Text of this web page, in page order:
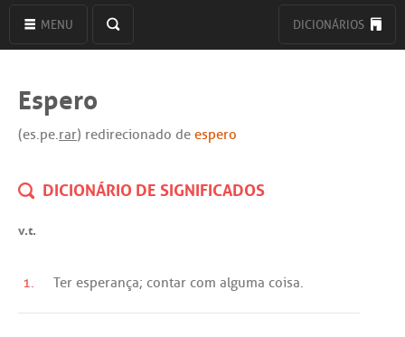
MENU DICIONÁRIOS
Espero
(es.pe.rar) redirecionado de espero
DICIONÁRIO DE SIGNIFICADOS
v.t.
1. Ter esperança; contar com alguma coisa.